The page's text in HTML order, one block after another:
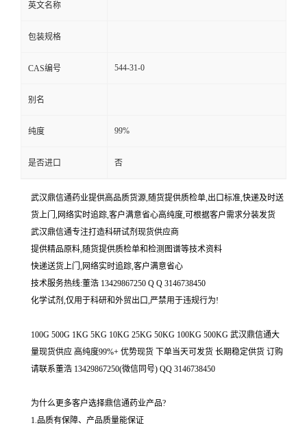
英文名称
包装规格
CAS编号 544-31-0
别名
纯度 99%
是否进口 否
武汉鼎信通药业提供高品质货源,随货提供质检单,出口标准,快递及时送
货上门,网络实时追踪,客户满意省心高纯度,可根据客户需求分装发货
武汉鼎信通专注打造科研试剂现货供应商
提供精品原料,随货提供质检单和检测图谱等技术资料
快递送货上门,网络实时追踪,客户满意省心
技术服务热线:董浩 13429867250 Q Q 3146738450
化学试剂,仅用于科研和外贸出口,严禁用于违规行为!
100G 500G 1KG 5KG 10KG 25KG 50KG 100KG 500KG 武汉鼎信通大
量现货供应 高纯度99%+ 优势现货 下单当天可发货 长期稳定供货 订购
请联系董浩 13429867250(微信同号) QQ 3146738450
为什么更多客户选择鼎信通药业产品?
1.品质有保障、产品质量能保证